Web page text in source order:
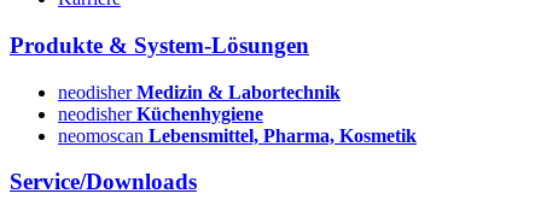
Produkte & System-Lösungen
neodisherMedizin & Labortechnik
neodisherKüchenhygiene
neomoscan Lebensmittel, Pharma, Kosmetik
Service/Downloads